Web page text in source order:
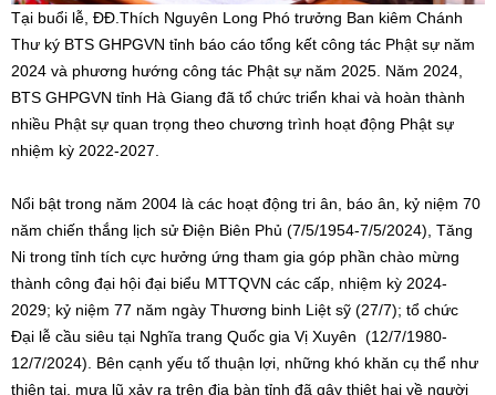
Tại buổi lễ, ĐĐ.Thích Nguyên Long Phó trưởng Ban kiêm Chánh
Thư ký BTS GHPGVN tỉnh báo cáo tổng kết công tác Phật sự năm
2024 và phương hướng công tác Phật sự năm 2025. Năm 2024,
BTS GHPGVN tỉnh Hà Giang đã tổ chức triển khai và hoàn thành
nhiều Phật sự quan trọng theo chương trình hoạt động Phật sự
nhiệm kỳ 2022-2027.
Nổi bật trong năm 2004 là các hoạt động tri ân, báo ân, kỷ niệm 70
năm chiến thắng lịch sử Điện Biên Phủ (7/5/1954-7/5/2024), Tăng
Ni trong tỉnh tích cực hưởng ứng tham gia góp phần chào mừng
thành công đại hội đại biểu MTTQVN các cấp, nhiệm kỳ 2024-
2029; kỷ niệm 77 năm ngày Thương binh Liệt sỹ (27/7); tổ chức
Đại lễ cầu siêu tại Nghĩa trang Quốc gia Vị Xuyên (12/7/1980-
12/7/2024). Bên cạnh yếu tố thuận lợi, những khó khăn cụ thể như
thiên tai, mưa lũ xảy ra trên địa bàn tỉnh đã gây thiệt hại về người